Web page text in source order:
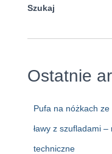
Szukaj
Ostatnie
Pufa na nóżkach
ławy z szufladami
techniczne